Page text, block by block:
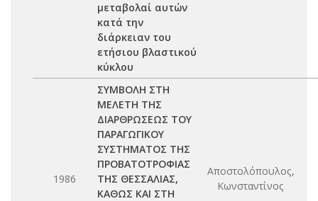
μεταβολαί αυτών
κατά την
διάρκειαν του
ετήσιου βλαστικού
κύκλου
1986
ΣΥΜΒΟΛΗ ΣΤΗ
ΜΕΛΕΤΗ ΤΗΣ
ΔΙΑΡΘΡΩΣΕΩΣ ΤΟΥ
ΠΑΡΑΓΩΓΙΚΟΥ
ΣΥΣΤΗΜΑΤΟΣ ΤΗΣ
ΠΡΟΒΑΤΟΤΡΟΦΙΑΣ
ΤΗΣ ΘΕΣΣΑΛΙΑΣ,
ΚΑΘΩΣ ΚΑΙ ΣΤΗ
Αποστολόπουλος,
Κωνσταντίνος